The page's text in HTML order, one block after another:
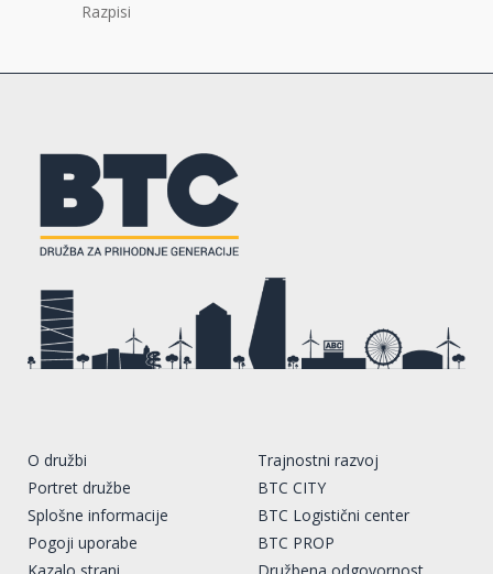
Razpisi
O družbi
Portret družbe
Splošne informacije
Pogoji uporabe
Trajnostni razvoj
BTC CITY
BTC Logistični center
BTC PROP